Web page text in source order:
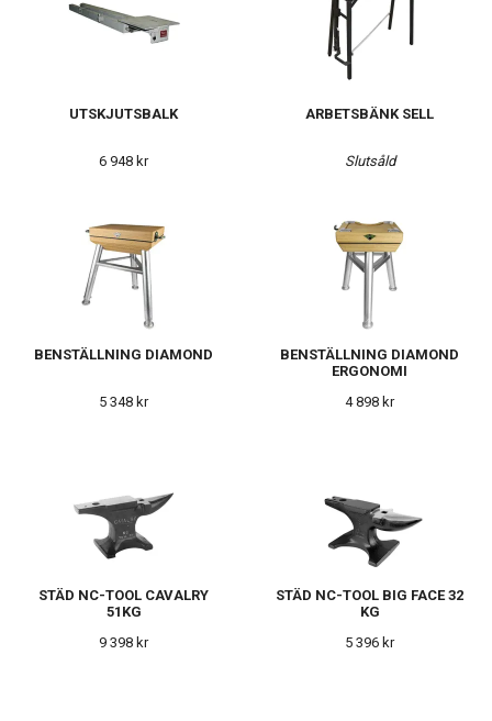
UTSKJUTSBALK
6 948 kr
ARBETSBÄNK SELL
Slutsåld
BENSTÄLLNING DIAMOND
5 348 kr
BENSTÄLLNING DIAMOND
ERGONOMI
4 898 kr
STÄD NC-TOOL CAVALRY
51KG
9 398 kr
STÄD NC-TOOL BIG FACE 32
KG
5 396 kr